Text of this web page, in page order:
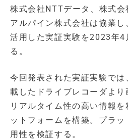
株式会社NTTデータ、株式会
アルパイン株式会社は協業
活用した実証実験を2023年4
る。
今回発表された実証実験で
載したドライブレコーダより
リアルタイム性の高い情報
ットフォームを構築。プラ
用性を検証する。